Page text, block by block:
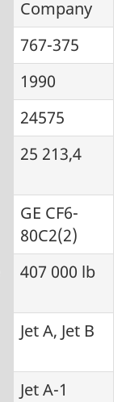
Company
767-375
1990
24575
25 213,4
GE CF6-
80C2(2)
407 000 lb
Jet A, Jet B
Jet A-1